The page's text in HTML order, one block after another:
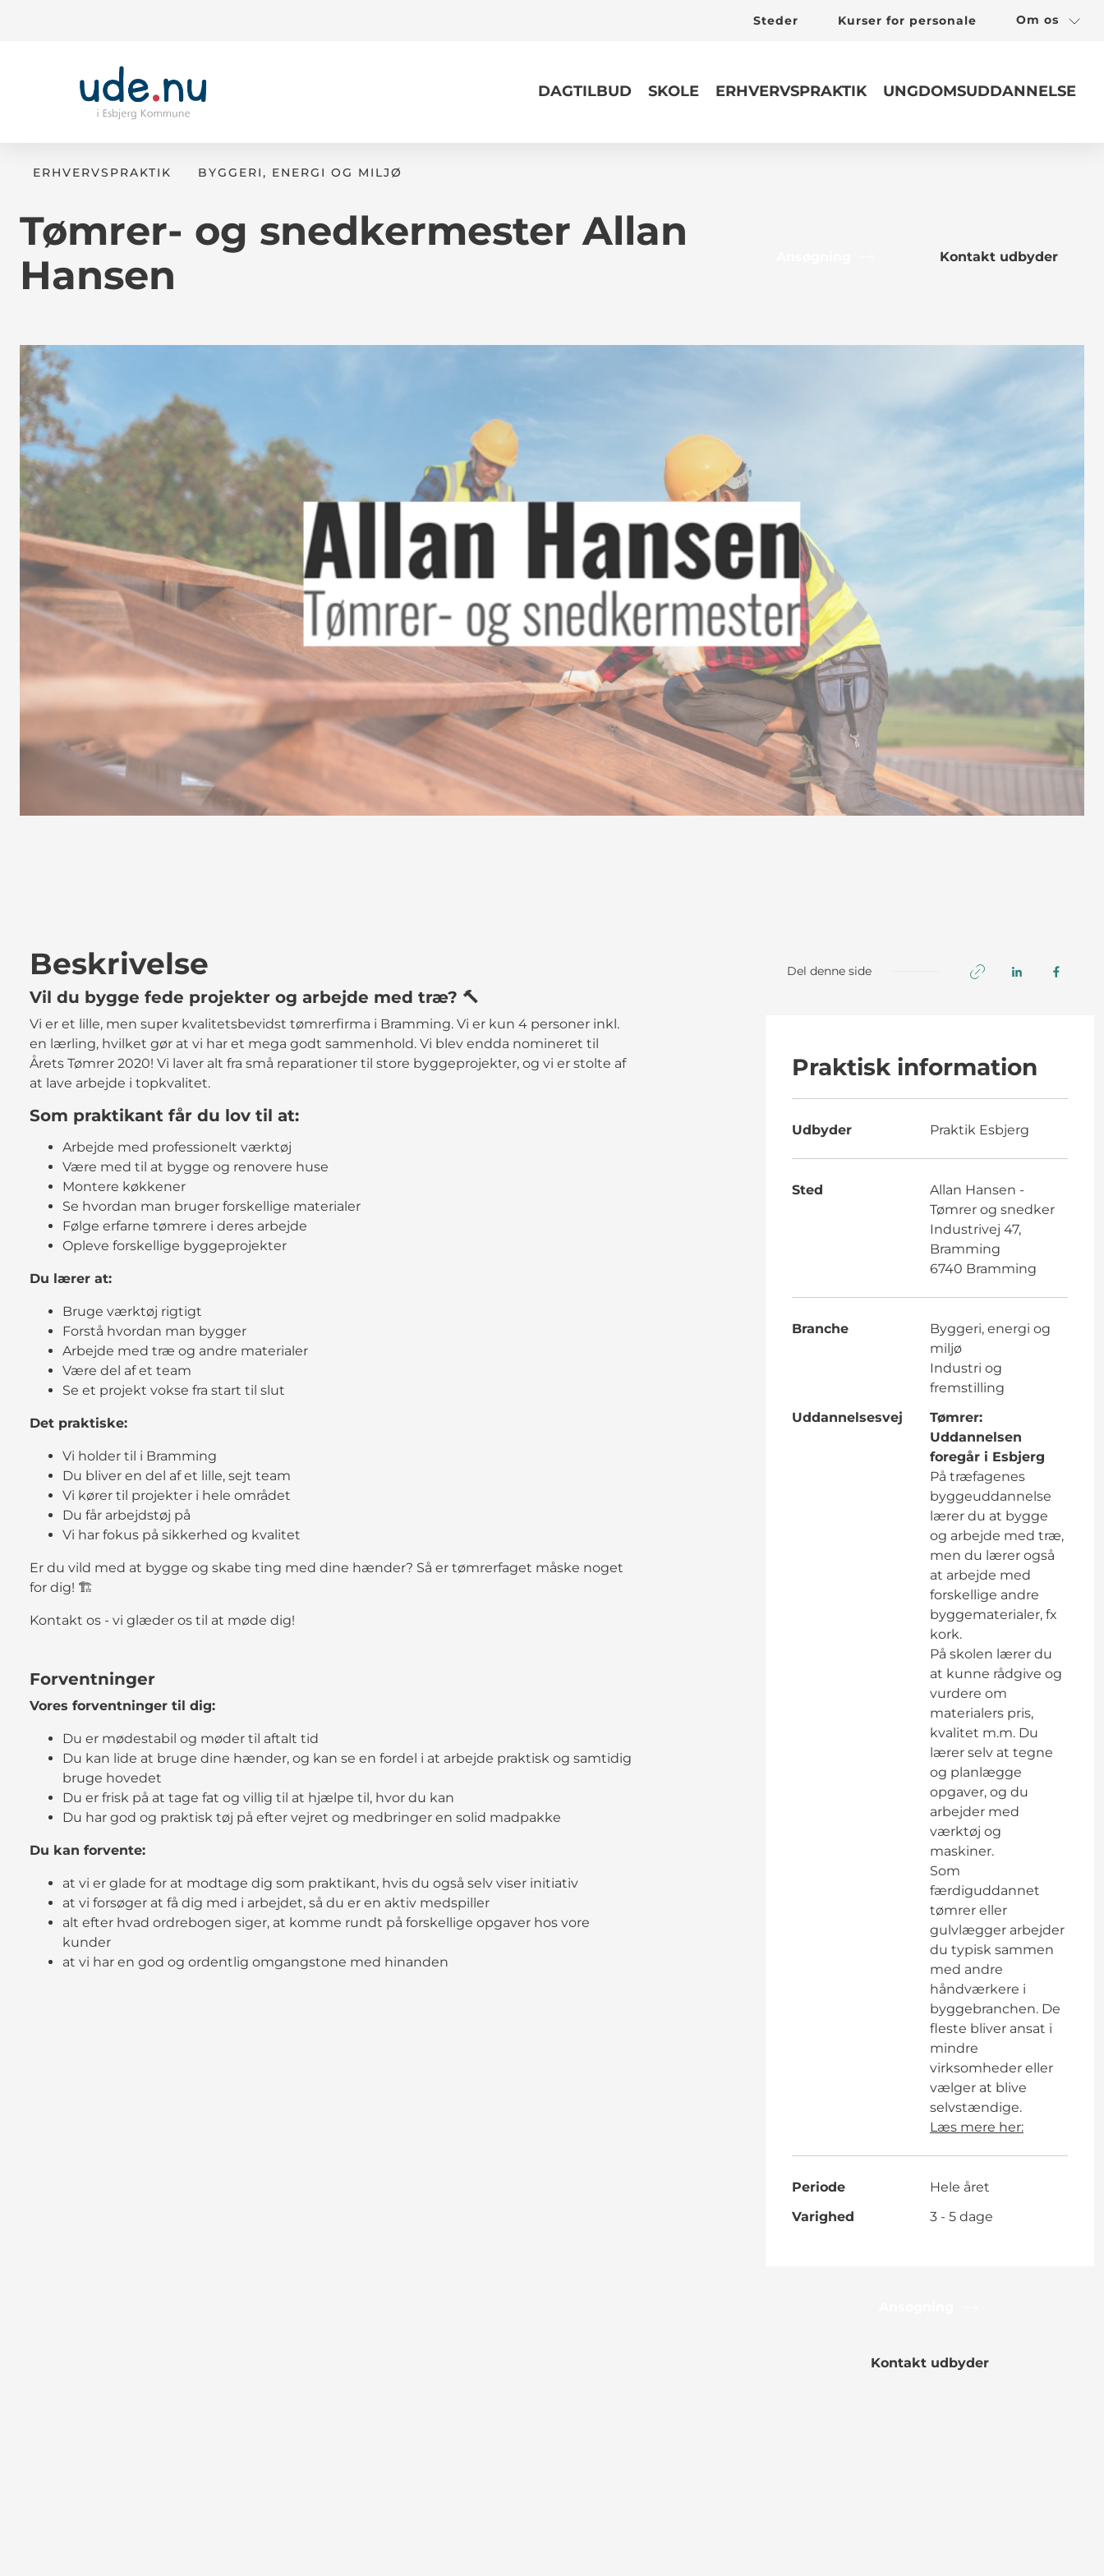
Steder Kurser for personale Om os
DAGTILBUD SKOLE ERHVERVSPRAKTIK UNGDOMSUDDANNELSE
ERHVERVSPRAKTIK BYGGERI, ENERGI OG MILJØ
Tømrer- og snedkermester Allan
Hansen
Kontakt udbyder
Beskrivelse
Vil du bygge fede projekter og arbejde med træ? 🔨
Vi er et lille, men super kvalitetsbevidst tømrerfirma i Bramming. Vi er kun 4 personer inkl.
en lærling, hvilket gør at vi har et mega godt sammenhold. Vi blev endda nomineret til
Årets Tømrer 2020! Vi laver alt fra små reparationer til store byggeprojekter, og vi er stolte af
at lave arbejde i topkvalitet.
Som praktikant får du lov til at:
Arbejde med professionelt værktøj
Være med til at bygge og renovere huse
Montere køkkener
Se hvordan man bruger forskellige materialer
Følge erfarne tømrere i deres arbejde
Opleve forskellige byggeprojekter
Du lærer at:
Bruge værktøj rigtigt
Forstå hvordan man bygger
Arbejde med træ og andre materialer
Være del af et team
Se et projekt vokse fra start til slut
Det praktiske:
Vi holder til i Bramming
Du bliver en del af et lille, sejt team
Vi kører til projekter i hele området
Du får arbejdstøj på
Vi har fokus på sikkerhed og kvalitet
Er du vild med at bygge og skabe ting med dine hænder? Så er tømrerfaget måske noget
for dig! 🏗️
Kontakt os - vi glæder os til at møde dig!
Forventninger
Vores forventninger til dig:
Du er mødestabil og møder til aftalt tid
Du kan lide at bruge dine hænder, og kan se en fordel i at arbejde praktisk og samtidig
bruge hovedet
Du er frisk på at tage fat og villig til at hjælpe til, hvor du kan
Du har god og praktisk tøj på efter vejret og medbringer en solid madpakke
Du kan forvente:
at vi er glade for at modtage dig som praktikant, hvis du også selv viser initiativ
at vi forsøger at få dig med i arbejdet, så du er en aktiv medspiller
alt efter hvad ordrebogen siger, at komme rundt på forskellige opgaver hos vore
kunder
at vi har en god og ordentlig omgangstone med hinanden
Del denne side
Praktisk information
Udbyder Praktik Esbjerg
Sted
Allan Hansen -
Tømrer og snedker
Industrivej 47,
Bramming
6740 Bramming
Branche
Byggeri, energi og
miljø
Industri og
fremstilling
Uddannelsesvej
Tømrer:
Uddannelsen
foregår i Esbjerg
På træfagenes
byggeuddannelse
lærer du at bygge
og arbejde med træ,
men du lærer også
at arbejde med
forskellige andre
byggematerialer, fx
kork.
På skolen lærer du
at kunne rådgive og
vurdere om
materialers pris,
kvalitet m.m. Du
lærer selv at tegne
og planlægge
opgaver, og du
arbejder med
værktøj og
maskiner.
Som
færdiguddannet
tømrer eller
gulvlægger arbejder
du typisk sammen
med andre
håndværkere i
byggebranchen. De
fleste bliver ansat i
mindre
virksomheder eller
vælger at blive
selvstændige.
Læs mere her:
Periode
Hele året
Varighed
3 - 5 dage
Kontakt udbyder